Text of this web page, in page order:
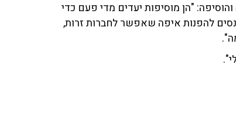
"הן מוסיפות יעדים מדי פעם כדי
להפנות איפה שאפשר לחברות זרות,